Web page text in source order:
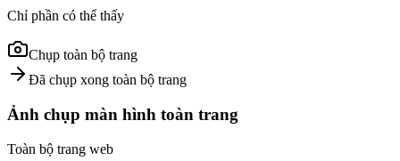
Chỉ phần có thể thấy
Chụp toàn bộ trang
Đã chụp xong toàn bộ trang
Ảnh chụp màn hình toàn trang
Toàn bộ trang web